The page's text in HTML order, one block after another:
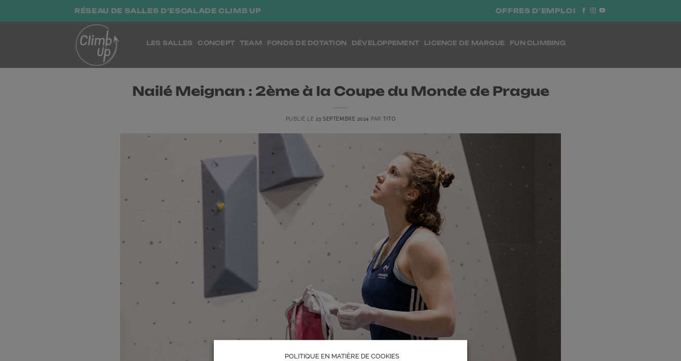
RÉSEAU DE SALLES D'ESCALADE CLIMB UP OFFRES D'EMPLOI
LES SALLES CONCEPT TEAM FONDS DE DOTATION DÉVELOPPEMENT LICENCE DE MARQUE FUN CLIMBING
Nailé Meignan : 2ème à la Coupe du Monde de Prague
PUBLIÉ LE 23 SEPTEMBRE 2024 PARTITO
POLITIQUE EN MATIÈRE DE COOKIES